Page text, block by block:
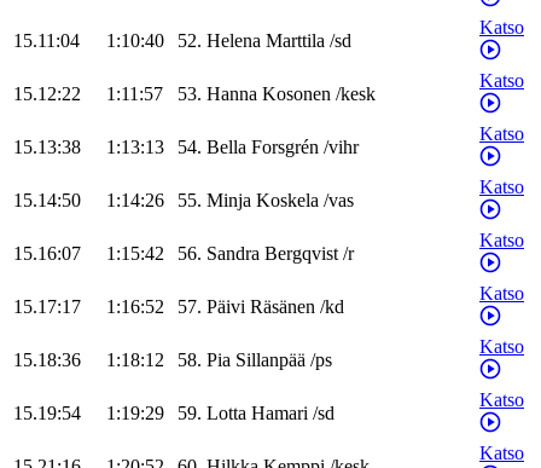
15.11:04 1:10:40 52. Helena Marttila /sd
Katso
15.12:22 1:11:57 53. Hanna Kosonen /kesk
Katso
15.13:38 1:13:13 54. Bella Forsgrén /vihr
Katso
15.14:50 1:14:26 55. Minja Koskela /vas
Katso
15.16:07 1:15:42 56. Sandra Bergqvist/r
Katso
15.17:17 1:16:52 57. Päivi Räsänen /kd
Katso
15.18:36 1:18:12 58. Pia Sillanpää /ps
Katso
15.19:54 1:19:29 59. Lotta Hamari /sd
Katso
Katso